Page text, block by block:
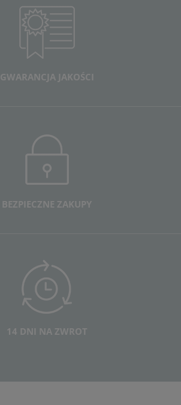
GWARANCJA JAKOŚCI
BEZPIECZNE ZAKUPY
14 DNI NA ZWROT